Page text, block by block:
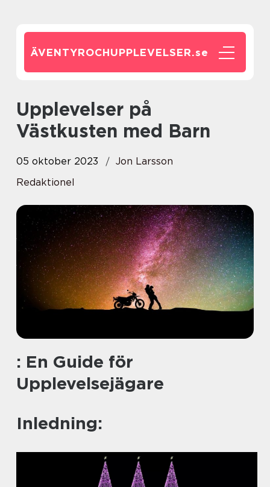
ÄVENTYROCHUPPLEVELSER.se
Upplevelser på
Västkusten med Barn
05 oktober 2023
Jon Larsson
Redaktionel
: En Guide för
Upplevelsejägare
Inledning: